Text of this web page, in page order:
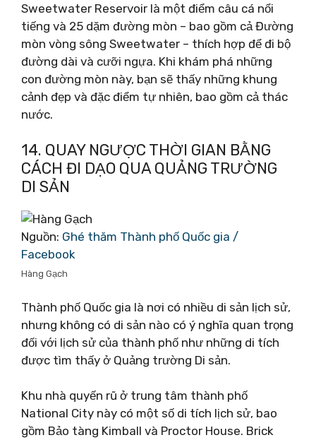
Sweetwater Reservoir là một điểm câu cá nổi
tiếng và 25 dặm đường mòn – bao gồm cả Đường
mòn vòng sông Sweetwater – thích hợp để đi bộ
đường dài và cưỡi ngựa. Khi khám phá những
con đường mòn này, bạn sẽ thấy những khung
cảnh đẹp và đặc điểm tự nhiên, bao gồm cả thác
nước.
14. QUAY NGƯỢC THỜI GIAN BẰNG
CÁCH ĐI DẠO QUA QUẢNG TRƯỜNG
DI SẢN
Nguồn: Ghé thăm Thành phố Quốc gia /
Facebook
Hàng Gạch
Thành phố Quốc gia là nơi có nhiều di sản lịch sử,
nhưng không có di sản nào có ý nghĩa quan trọng
đối với lịch sử của thành phố như những di tích
được tìm thấy ở Quảng trường Di sản.
Khu nhà quyến rũ ở trung tâm thành phố
National City này có một số di tích lịch sử, bao
gồm Bảo tàng Kimball và Proctor House. Brick